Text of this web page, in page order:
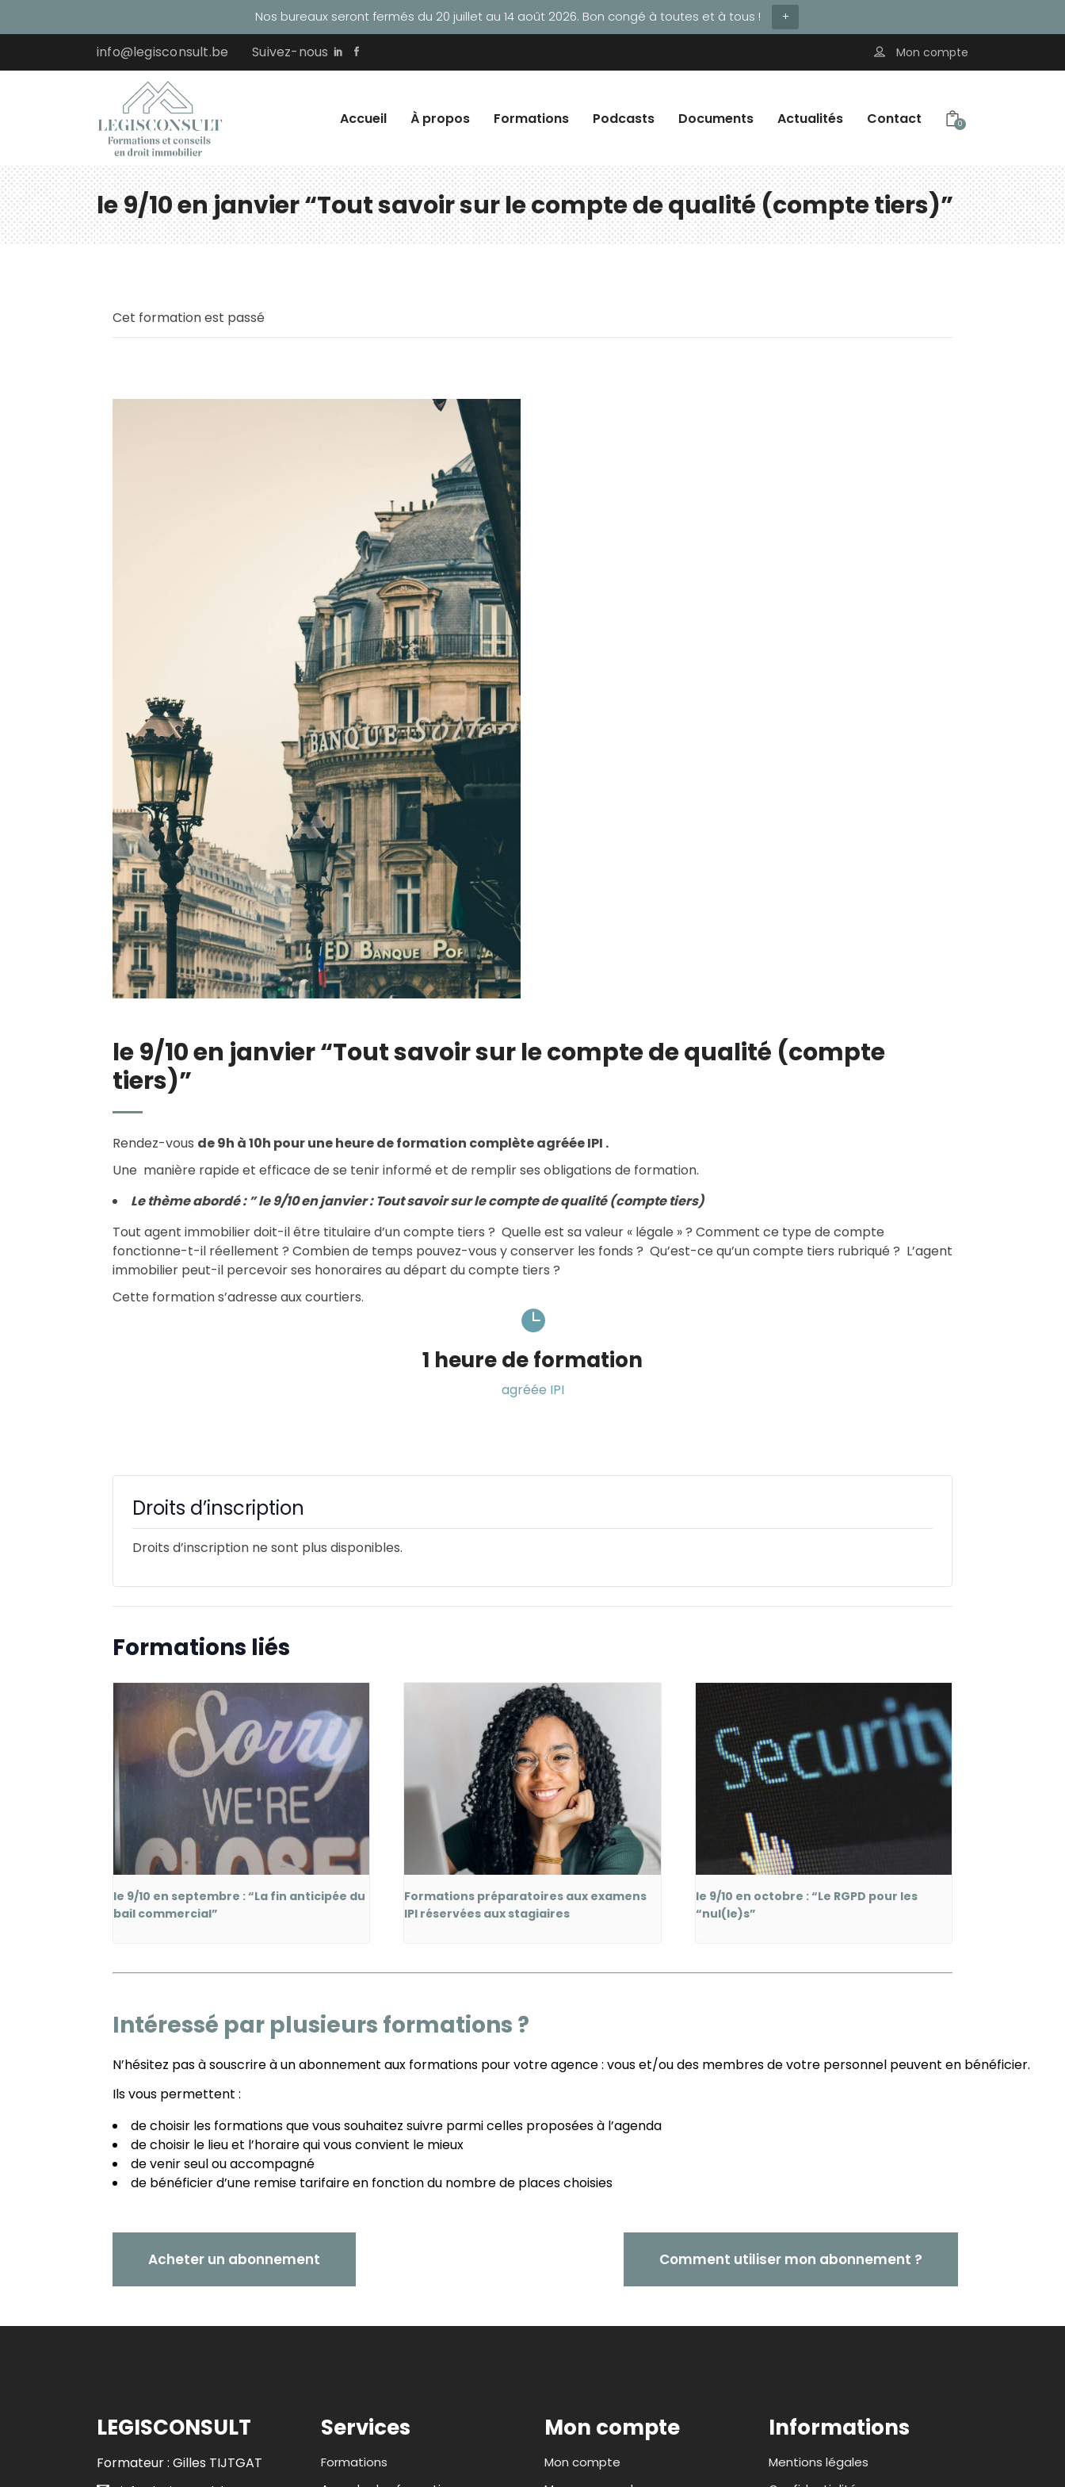
Nos bureaux seront fermés du 20 juillet au 14 août 2026. Bon congé à toutes et à tous ! +
info@legisconsult.be Suivez-nous Mon compte
Accueil À propos Formations Podcasts Documents Actualités Contact 0
le 9/10 en janvier “Tout savoir sur le compte de qualité (compte tiers)”
Cet formation est passé
le 9/10 en janvier “Tout savoir sur le compte de qualité (compte
tiers)”
Rendez-vous de 9h à 10h pour une heure de formation complète agréée IPI .
Une manière rapide et efficace de se tenir informé et de remplir ses obligations de formation.
Le thème abordé : ” le 9/10 en janvier : Tout savoir sur le compte de qualité (compte tiers)
Tout agent immobilier doit-il être titulaire d’un compte tiers ? Quelle est sa valeur « légale » ? Comment ce type de compte
fonctionne-t-il réellement ? Combien de temps pouvez-vous y conserver les fonds ? Qu’est-ce qu’un compte tiers rubriqué ? L’agent
immobilier peut-il percevoir ses honoraires au départ du compte tiers ?
Cette formation s’adresse aux courtiers.
1 heure de formation
agréée IPI
Droits d’inscription
Droits d’inscription ne sont plus disponibles.
Formations liés
le 9/10 en septembre : “La fin anticipée du
bail commercial”
Formations préparatoires aux examens
IPI réservées aux stagiaires
le 9/10 en octobre : “Le RGPD pour les
“nul(le)s”
Intéressé par plusieurs formations ?
N’hésitez pas à souscrire à un abonnement aux formations pour votre agence : vous et/ou des membres de votre personnel peuvent en bénéficier.
Ils vous permettent :
de choisir les formations que vous souhaitez suivre parmi celles proposées à l’agenda
de choisir le lieu et l’horaire qui vous convient le mieux
de venir seul ou accompagné
de bénéficier d’une remise tarifaire en fonction du nombre de places choisies
Acheter un abonnement Comment utiliser mon abonnement ?
LEGISCONSULT
Formateur : Gilles TIJTGAT
Services
Formations
Mon compte
Mon compte
Informations
Mentions légales